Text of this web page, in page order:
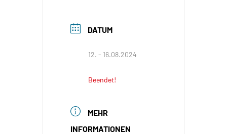
DATUM
12. - 16.08.2024
Beendet!
MEHR
INFORMATIONEN